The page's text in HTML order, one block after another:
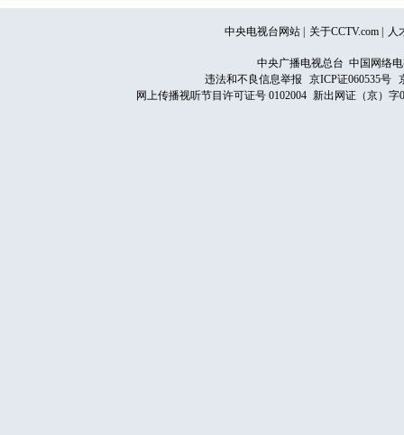
中央电视台网站 关于CCTV.com 人
中央广播电视总台 中国网络
违法和不良信息举报
京ICP证060535号
网上传播视听节目许可证号 0102004 新出网证（京）